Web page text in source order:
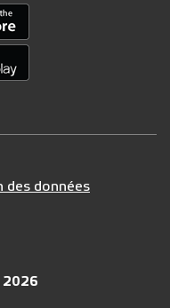
données
2026